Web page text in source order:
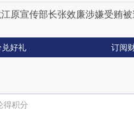
原宣传部长张效廉涉嫌受贿
兑好礼 订阅
得积分